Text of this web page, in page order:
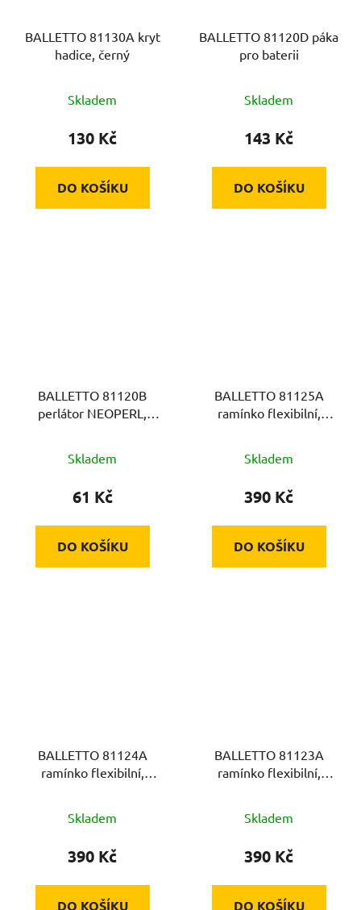
BALLETTO 81130A kryt
hadice, černý
Skladem
130 Kč
DO KOŠÍKU
BALLETTO 81120D páka
pro baterii
Skladem
143 Kč
DO KOŠÍKU
BALLETTO 81120B
perlátor NEOPERL,
Skladem
61 Kč
DO KOŠÍKU
BALLETTO 81125A
ramínko flexibilní,
Skladem
390 Kč
DO KOŠÍKU
BALLETTO 81124A
ramínko flexibilní,
Skladem
390 Kč
DO KOŠÍKU
BALLETTO 81123A
ramínko flexibilní,
Skladem
390 Kč
DO KOŠÍKU